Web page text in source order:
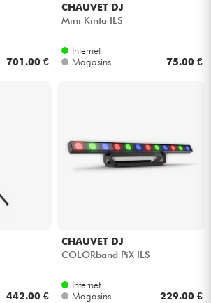
701.00 €
CHAUVET DJ
Mini Kinta ILS
Internet
Magasins
75.00 €
442.00 €
CHAUVET DJ
COLORband PiX ILS
Internet
Magasins
229.00 €